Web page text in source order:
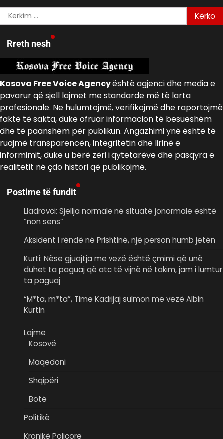
Kërko
për:
Rreth nesh
Kosova Free Voice Agencyështë agjenci dhe media e
pavarur që sjell lajmet me standarde më të larta
profesionale. Ne hulumtojmë, verifikojmë dhe raportojmë
fakte të sakta, duke ofruar informacion të besueshëm
dhe të paanshëm për publikun. Angazhimi ynë është të
ruajmë transparencën, integritetin dhe lirinë e
informimit, duke u bërë zëri i qytetarëve dhe pasqyra e
realitetit në çdo histori që publikojmë.
Postime të fundit
Lladrovci: Sjellja normale në situatë jonormale është
“non sens”
Aksident i rëndë në Prishtinë, një person humb jetën
Kurti: Nëse gjuajtja me vezë është çmimi që unë
duhet ta paguaj që ata të vijnë në takim, jam i lumtur
ta paguaj
“M*ta, m*ta”, Time Kadrijaj sulmon me vezë Albin
Kurtin
Lajme
Kosovë
Maqedoni
Shqipëri
Botë
Politikë
Kronikë Policore